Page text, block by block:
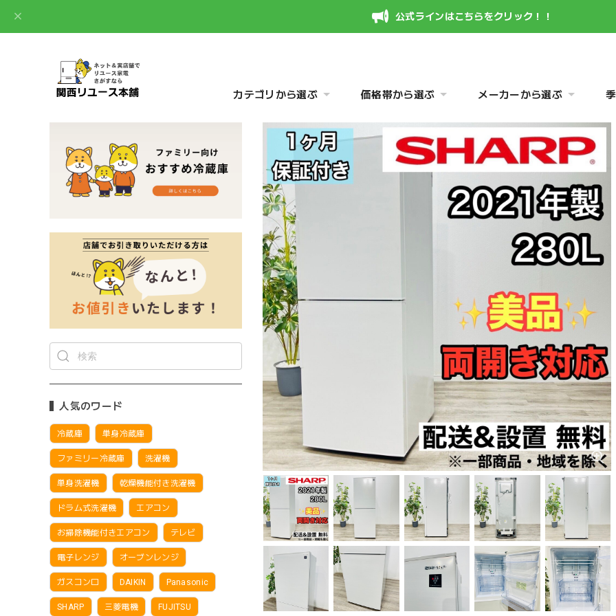
公式ラインはこちらをクリック！！
カテゴリから選ぶ 価格帯から選ぶ メーカーから選ぶ
人気のワード
冷蔵庫 単身冷蔵庫
ファミリー冷蔵庫 洗濯機
単身洗濯機 乾燥機能付き洗濯機
ドラム式洗濯機 エアコン
お掃除機能付きエアコン テレビ
電子レンジ オーブンレンジ
ガスコンロ DAIKIN Panasonic
SHARP 三菱電機 FUJITSU